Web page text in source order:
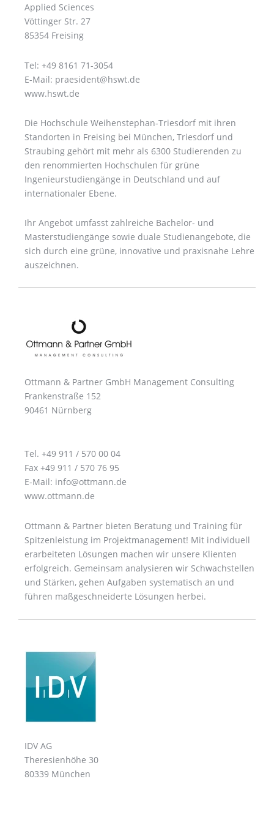
Applied Sciences
Vöttinger Str. 27
85354 Freising
Tel: +49 8161 71-3054
E-Mail: praesident@hswt.de
www.hswt.de
Die Hochschule Weihenstephan-Triesdorf mit ihren
Standorten in Freising bei München, Triesdorf und
Straubing gehört mit mehr als 6300 Studierenden zu
den renommierten Hochschulen für grüne
Ingenieurstudiengänge in Deutschland und auf
internationaler Ebene.
Ihr Angebot umfasst zahlreiche Bachelor- und
Masterstudiengänge sowie duale Studienangebote, die
sich durch eine grüne, innovative und praxisnahe Lehre
auszeichnen.
Ottmann & Partner GmbH Management Consulting
Frankenstraße 152
90461 Nürnberg
Tel. +49 911 / 570 00 04
Fax +49 911 / 570 76 95
E-Mail: info@ottmann.de
www.ottmann.de
Ottmann & Partner bieten Beratung und Training für
Spitzenleistung im Projektmanagement! Mit individuell
erarbeiteten Lösungen machen wir unsere Klienten
erfolgreich. Gemeinsam analysieren wir Schwachstellen
und Stärken, gehen Aufgaben systematisch an und
führen maßgeschneiderte Lösungen herbei.
IDV AG
Theresienhöhe 30
80339 München